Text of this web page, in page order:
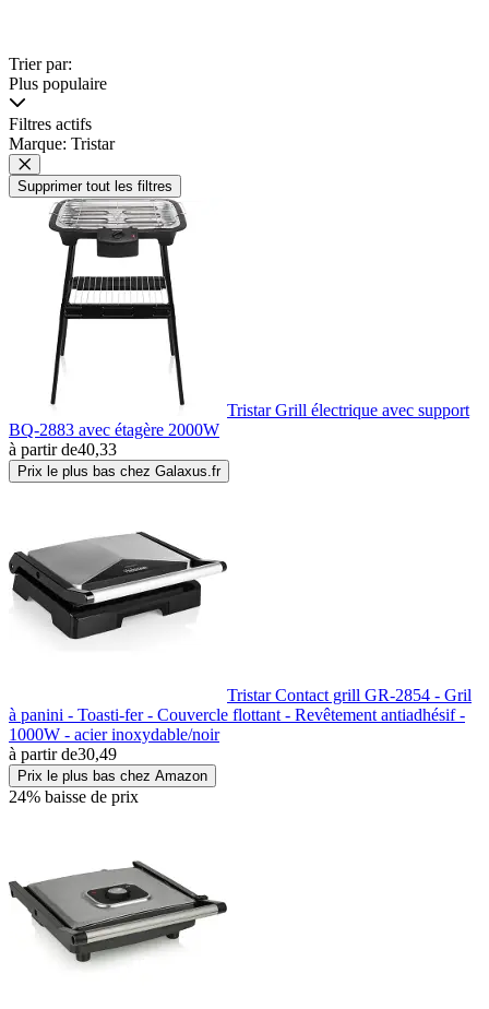
Trier par:
Plus populaire
Filtres actifs
Marque: Tristar
Supprimer tout les filtres
Tristar Grill électrique avec support
BQ-2883 avec étagère 2000W
à partir de40,33
Prix le plus bas chez Galaxus.fr
Tristar Contact grill GR-2854 - Gril
à panini - Toasti-fer - Couvercle flottant - Revêtement antiadhésif -
1000W - acier inoxydable/noir
à partir de30,49
Prix le plus bas chez Amazon
24% baisse de prix